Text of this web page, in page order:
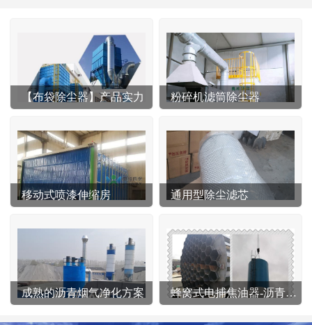
【布袋除尘器】产品实力 粉碎机滤筒除尘器
移动式喷漆伸缩房 通用型除尘滤芯
成熟的沥青烟气净化方案 蜂窝式电捕焦油器-沥青站专用